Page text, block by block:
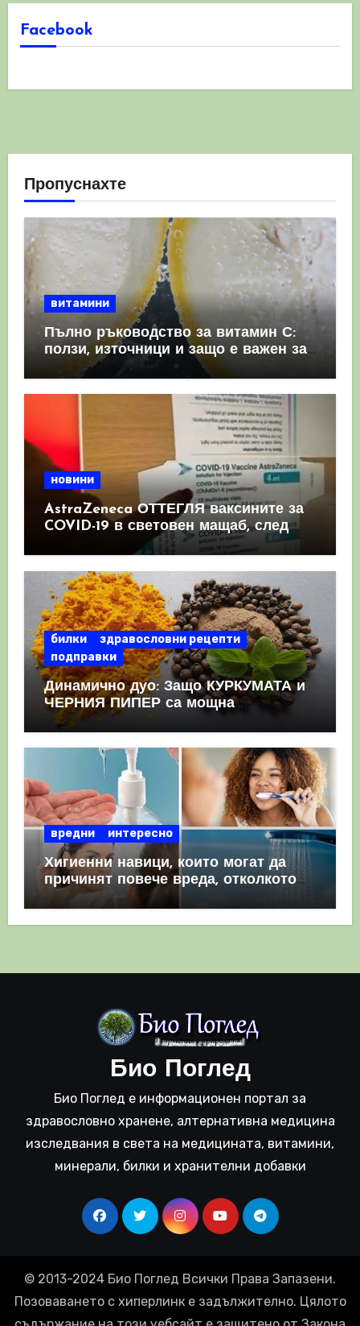
Facebook
Пропуснахте
витамини
Пълно ръководство за витамин С:
ползи, източници и защо е важен за
имунната система
новини
AstraZeneca ОТТЕГЛЯ ваксините за
COVID-19 в световен мащаб, след
като призна, че те причиняват
билки
здравословни рецепти
подправки
Динамично дуо: Защо КУРКУМАТА и
ЧЕРНИЯ ПИПЕР са мощна
комбинация
вредни интересно
Хигиенни навици, които могат да
причинят повече вреда, отколкото
полза
Био Поглед
Био Поглед е информационен портал за
здравословно хранене, алтернативна медицина
изследвания в света на медицината, витамини,
минерали, билки и хранителни добавки
© 2013-2024 Био Поглед Всички Права Запазени.
Позоваването с хиперлинк е задължително. Цялото